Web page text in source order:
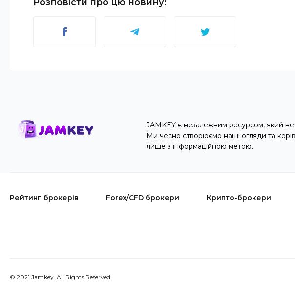
Розповісти про цю новину:
JAMKEY є незалежним ресурсом, який
Ми чесно створюємо наші огляди та
лише з інформаційною метою.
Рейтинг брокерів Forex/CFD брокери Крипто-брокери
© 2021 Jamkey. All Rights Reserved.